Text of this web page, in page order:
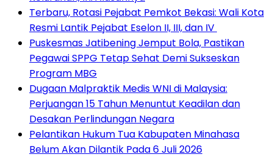
‎Terbaru, Rotasi Pejabat Pemkot Bekasi: Wali Kota
Resmi Lantik Pejabat Eselon II, III, dan IV ‎
Puskesmas Jatibening Jemput Bola, Pastikan
Pegawai SPPG Tetap Sehat Demi Sukseskan
Program MBG
‎Dugaan Malpraktik Medis WNI di Malaysia:
Perjuangan 15 Tahun Menuntut Keadilan dan
Desakan Perlindungan Negara
Pelantikan Hukum Tua Kabupaten Minahasa
Belum Akan Dilantik Pada 6 Juli 2026